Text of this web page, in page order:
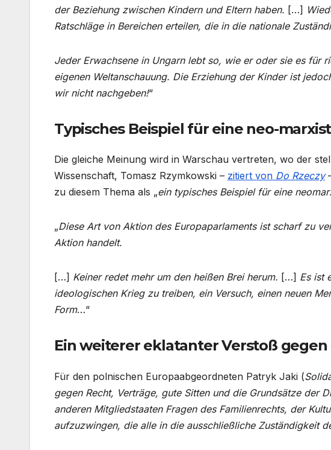
der Beziehung zwischen Kindern und Eltern haben. […]
Ratschläge in Bereichen erteilen, die in die nationale
Jeder Erwachsene in Ungarn lebt so, wie er oder sie es für
eigenen Weltanschauung. Die Erziehung der Kinder ist
wir nicht nachgeben!“
Typisches Beispiel für eine neo-
Die gleiche Meinung wird in Warschau vertreten, wo der
Wissenschaft, Tomasz Rzymkowski – zitiert von Do Rzeczy
zu diesem Thema als „ein typisches Beispiel für eine
„Diese Art von Aktion des Europaparlaments ist scharf zu
Aktion handelt.
[…] Keiner redet mehr um den heißen Brei herum. […] Es ist
ideologischen Krieg zu treiben, ein Versuch, einen neuen
Form…“
Ein weiterer eklatanter Verstoß gegen
Für den polnischen Europaabgeordneten Patryk Jaki (
gegen Recht, Verträge, gute Sitten und die Grundsätze der
anderen Mitgliedstaaten Fragen des Familienrechts, der
aufzuzwingen, die alle in die ausschließliche Zuständigkeit